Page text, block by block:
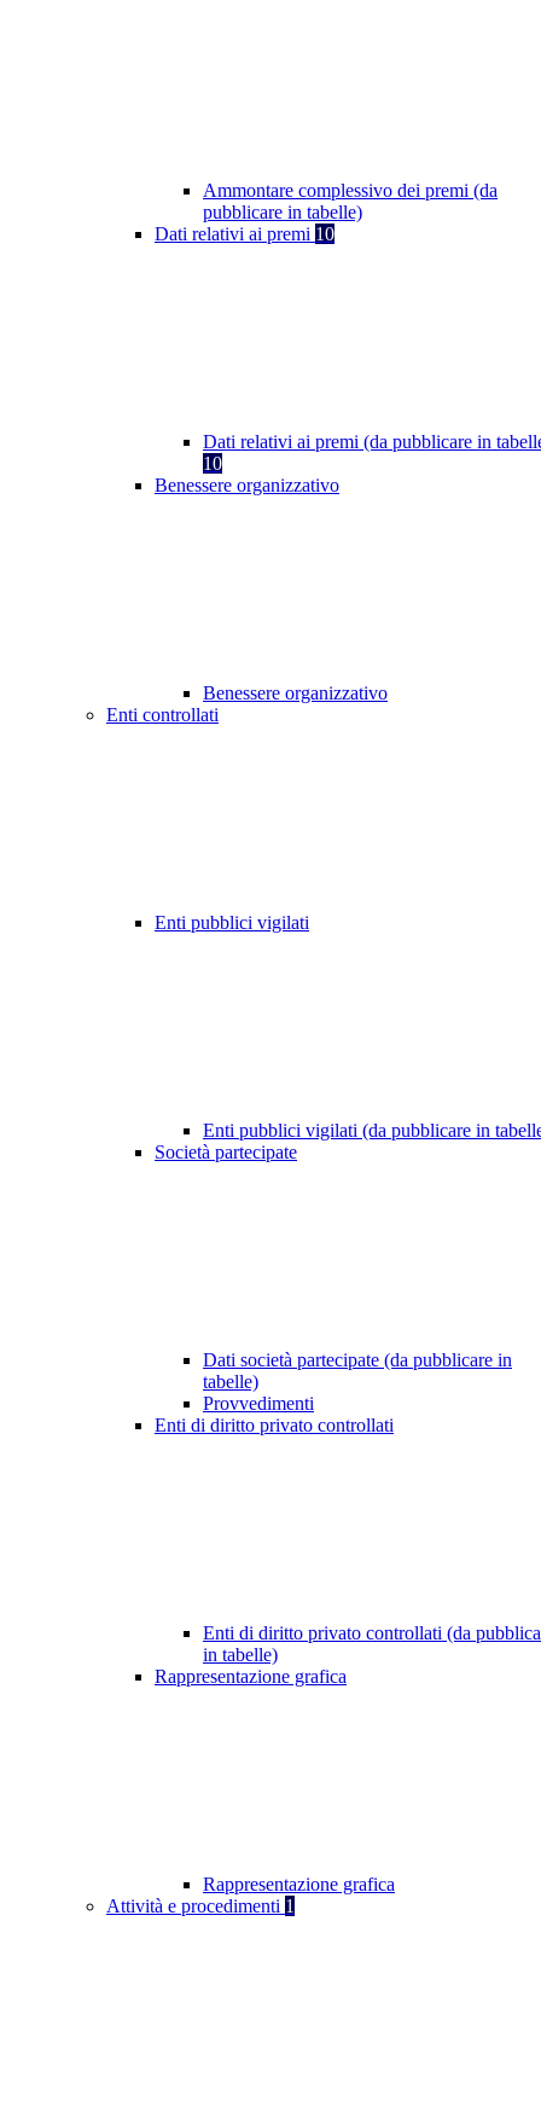
Ammontare complessivo dei premi (da
pubblicare in tabelle)
Dati relativi ai premi 10
Dati relativi ai premi (da pubblicare in
10
Benessere organizzativo
Benessere organizzativo
Enti controllati
Enti pubblici vigilati
Enti pubblici vigilati (da pubblicare in
Società partecipate
Dati società partecipate (da pubblicare in
tabelle)
Provvedimenti
Enti di diritto privato controllati
Enti di diritto privato controllati (da
in tabelle)
Rappresentazione grafica
Rappresentazione grafica
Attività e procedimenti 1